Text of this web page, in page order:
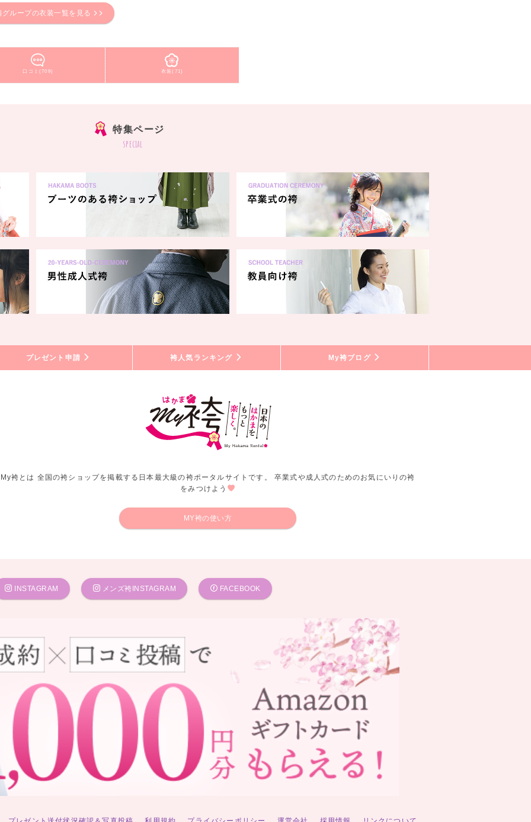
グループの衣装一覧を見る
口コミ(709) 衣装(71)
特集ページ
special
プレゼント申請 袴人気ランキング My袴ブログ
My袴とは 全国の袴ショップを掲載する日本最大級の袴ポータルサイトです。 卒業式や成人式のためのお気にいりの袴
をみつけよう
MY袴の使い方
INSTAGRAM メンズ袴INSTAGRAM FACEBOOK